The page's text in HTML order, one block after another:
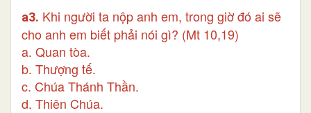
a3. Khi người ta nộp anh em, trong giờ đó ai sẽ
cho anh em biết phải nói gì? (Mt 10,19)
a. Quan tòa.
b. Thượng tế.
c. Chúa Thánh Thần.
d. Thiên Chúa.